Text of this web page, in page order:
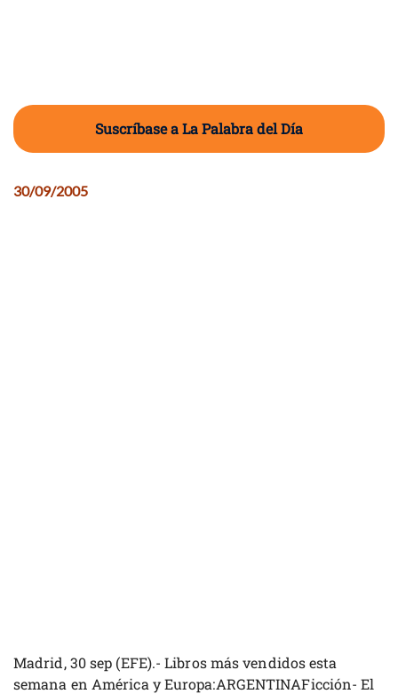
Suscríbase a La Palabra del Día
30/09/2005
Madrid, 30 sep (EFE).- Libros más vendidos esta
semana en América y Europa:ARGENTINAFicción- El